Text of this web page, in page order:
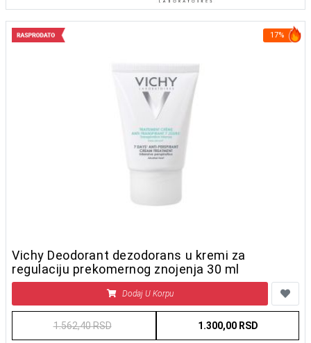
17%
Vichy Deodorant dezodorans u kremi za
regulaciju prekomernog znojenja 30 ml
Dodaj U Korpu
1.562,40 RSD 1.300,00 RSD